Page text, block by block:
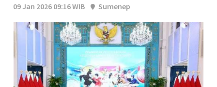
09 Jan 2026 09:16 WIB
Sumenep